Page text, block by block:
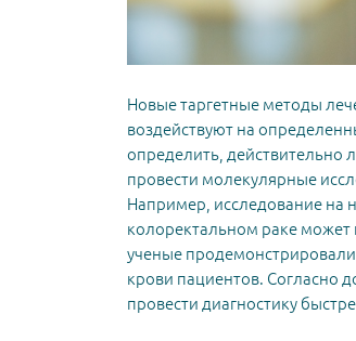
Новые таргетные методы
воздействуют на
определить, действительно
провести молекулярные
Например, исследование на
колоректальном раке может
ученые
крови пациентов. Согласно
провести диагностику